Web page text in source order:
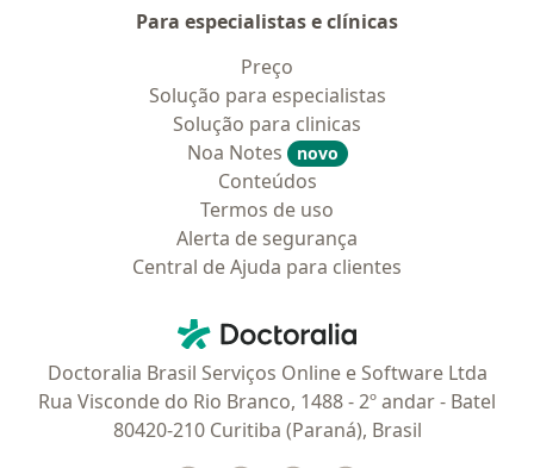
Para especialistas e clínicas
Preço
Solução para especialistas
Solução para clinicas
Noa Notes
novo
Conteúdos
Termos de uso
Alerta de segurança
Central de Ajuda para clientes
Doctoralia - Homepage
Doctoralia Brasil Serviços Online e Software Ltda
Rua Visconde do Rio Branco, 1488 - 2º andar - Batel
80420-210 Curitiba (Paraná), Brasil